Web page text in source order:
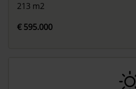
213 m2
€ 595.000